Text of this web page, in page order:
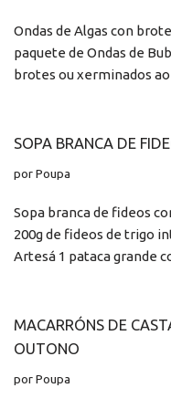
Ondas de Algas con
paquete de Ondas de
brotes ou xerminados
SOPA BRANCA DE
porPoupa
Sopa branca de fideos
200g de fideos de trigo
Artesá 1 pataca grande
MACARRÓNS DE
OUTONO
porPoupa